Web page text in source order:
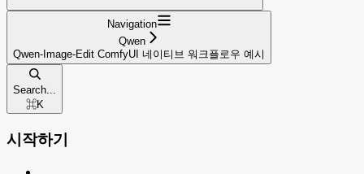
Navigation
Qwen
Qwen-Image-Edit ComfyUI 네이티브 워크플로우 예시
Search...
⌘K
시작하기